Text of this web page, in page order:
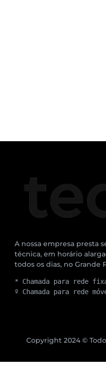
A nossa empresa presta
técnica, em horário
todos os dias, no Grande
* Chamada para rede
º Chamada para rede
Copyright 2024 ©